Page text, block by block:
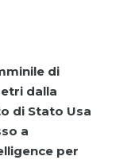
di
dalla
di Stato Usa
a
per